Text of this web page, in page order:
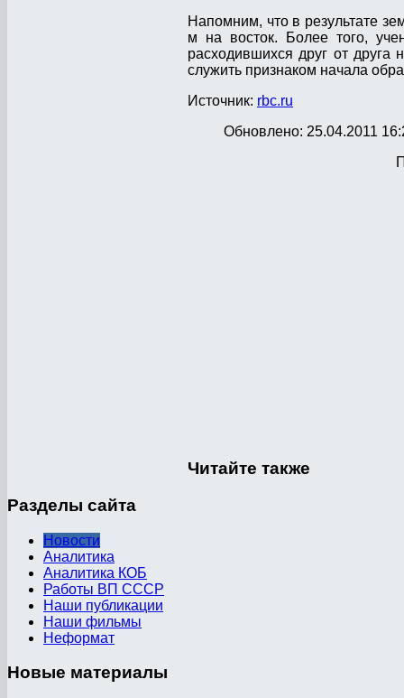
Напомним, что в результате
м на восток. Более того,
расходившихся друг от друга
служить признаком начала
Источник: rbc.ru
Обновлено: 25.04.2011
Читайте также
Разделы сайта
Новости
Аналитика
Аналитика КОБ
Работы ВП СССР
Наши публикации
Наши фильмы
Неформат
Новые материалы